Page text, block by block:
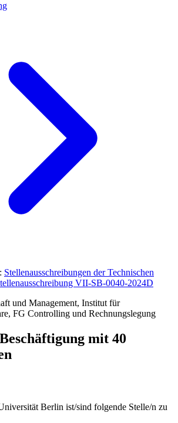
Stellenausschreibungen der Technischen
VII-SB-0040-2024D
und Management, Institut für
FG Controlling und Rechnungslegung
mit 40
Berlin ist/sind folgende Stelle/n zu